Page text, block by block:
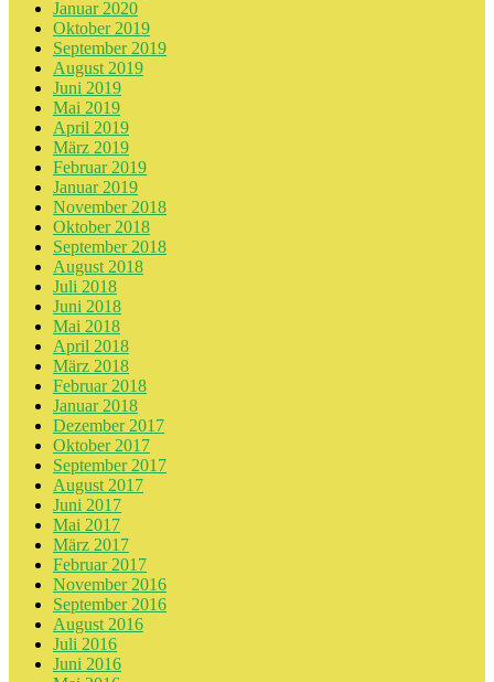
Januar 2020
Oktober 2019
September 2019
August 2019
Juni 2019
Mai 2019
April 2019
März 2019
Februar 2019
Januar 2019
November 2018
Oktober 2018
September 2018
August 2018
Juli 2018
Juni 2018
Mai 2018
April 2018
März 2018
Februar 2018
Januar 2018
Dezember 2017
Oktober 2017
September 2017
August 2017
Juni 2017
Mai 2017
März 2017
Februar 2017
November 2016
September 2016
August 2016
Juli 2016
Juni 2016